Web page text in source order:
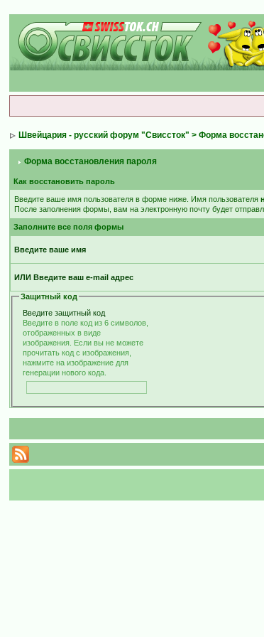
Швейцария - русский форум "Свиссток" > Форма
Форма восстановления пароля
Как восстановить пароль
Введите ваше имя пользователя в форме ниже. Имя пользователя
После заполнения формы, вам на электронную почту будет
Заполните все поля формы
Введите ваше имя
ИЛИ Введите ваш e-mail адрес
Защитный код
Введите защитный код
Введите в поле код из 6 символов,
отображенных в виде
изображения. Если вы не можете
прочитать код с изображения,
нажмите на изображение для
генерации нового кода.